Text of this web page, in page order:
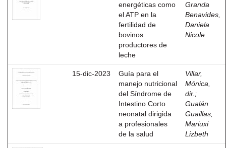
energéticas como
el ATP en la
fertilidad de
bovinos
productores de
leche
Granda
Benavides,
Daniela
Nicole
15-dic-2023
Guía para el
manejo nutricional
del Síndrome de
Intestino Corto
neonatal dirigida
a profesionales
de la salud
Villar,
Mónica,
dir. ;
Gualán
Guaillas,
Mariuxi
Lizbeth